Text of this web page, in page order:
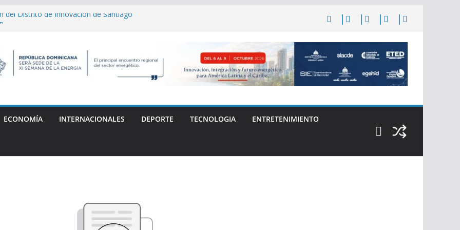
del Distrito de Innovación de Santiago
y el Festival Obsesión 2026 regresan
Fiera Típica
destaca sólida solvencia de capital
ECONOMÍA INTERNACIONALES DEPORTE TECNOLOGIA ENTRETENIMIENTO